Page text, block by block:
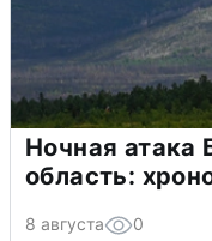
Ночная
область:
8 августа 0